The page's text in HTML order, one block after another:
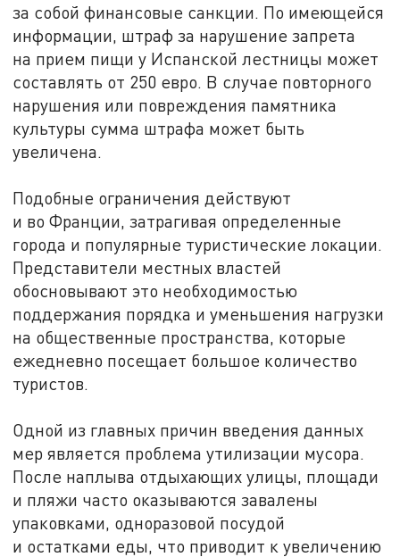
за собой финансовые санкции. По имеющейся
информации, штраф за нарушение запрета
на прием пищи у Испанской лестницы может
составлять от 250 евро. В случае повторного
нарушения или повреждения памятника
культуры сумма штрафа может быть
увеличена.
Подобные ограничения действуют
и во Франции, затрагивая определенные
города и популярные туристические локации.
Представители местных властей
обосновывают это необходимостью
поддержания порядка и уменьшения нагрузки
на общественные пространства, которые
ежедневно посещает большое количество
туристов.
Одной из главных причин введения данных
мер является проблема утилизации мусора.
После наплыва отдыхающих улицы, площади
и пляжи часто оказываются завалены
упаковками, одноразовой посудой
и остатками еды, что приводит к увеличению